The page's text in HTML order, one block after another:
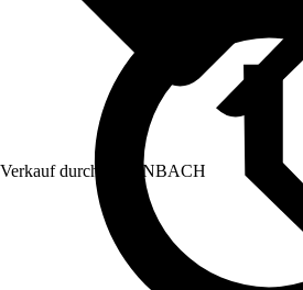
Verkauf durch: HORNBACH